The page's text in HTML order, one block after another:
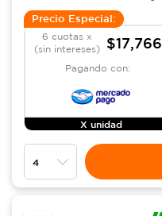
Precio Especial:
6 cuotas x
(sin intereses)
$17,766
Pagando con:
X unidad